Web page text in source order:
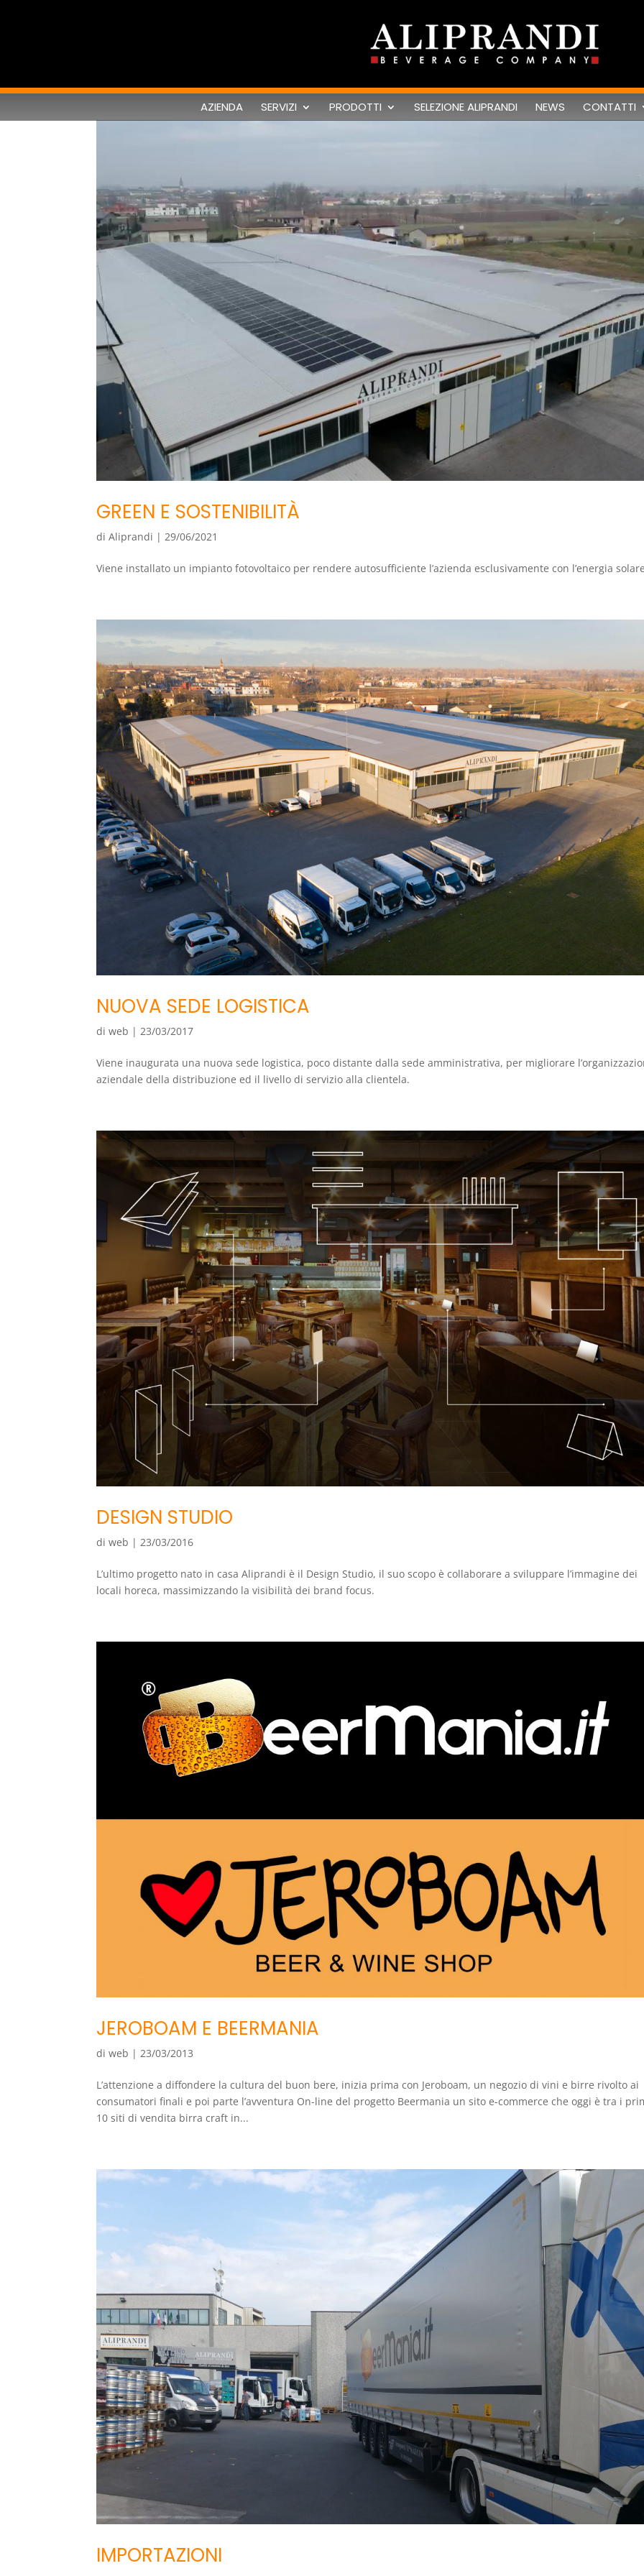
AZIENDA SERVIZI PRODOTTI SELEZIONE ALIPRANDI NEWS CONTATTI
GREEN E SOSTENIBILITÀ
diAliprandi |29/06/2021
Viene installato un impianto fotovoltaico per rendere autosufficiente l’azienda esclusivamente con l’energia
NUOVA SEDE LOGISTICA
diweb |23/03/2017
Viene inaugurata una nuova sede logistica, poco distante dalla sede amministrativa, per migliorare
aziendale della distribuzione ed il livello di servizio alla clientela.
DESIGN STUDIO
diweb |23/03/2016
L’ultimo progetto nato in casa Aliprandi è il Design Studio, il suo scopo è collaborare a sviluppare l’immagine dei
locali horeca, massimizzando la visibilità dei brand focus.
JEROBOAM E BEERMANIA
diweb | 23/03/2013
L’attenzione a diffondere la cultura del buon bere, inizia prima con Jeroboam, un negozio di vini e birre rivolto ai
consumatori finali e poi parte l’avventura On-line del progetto Beermania un sito e-commerce che oggi è tra i
10 siti di vendita birra craft in...
IMPORTAZIONI